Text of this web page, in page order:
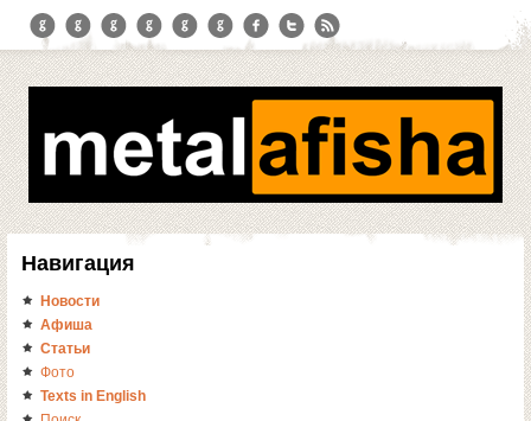
Навигация
Новости
Афиша
Статьи
Фото
Texts in English